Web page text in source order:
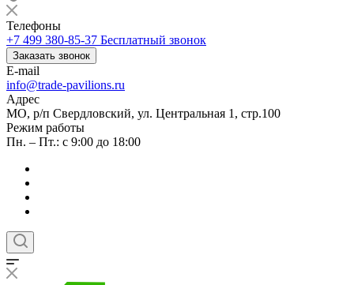
Телефоны
+7 499 380-85-37 Бесплатный звонок
Заказать звонок
E-mail
info@trade-pavilions.ru
Адрес
МО, р/п Свердловский, ул. Центральная 1, стр.100
Режим работы
Пн. – Пт.: с 9:00 до 18:00